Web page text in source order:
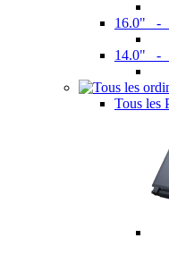
16.0" -
14.0" -
Tous les